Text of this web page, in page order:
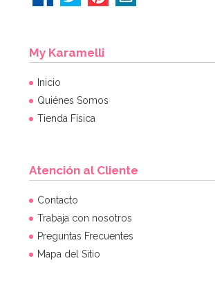
My Karamelli
Inicio
Quiénes Somos
Tienda Física
Atención al Cliente
Contacto
Trabaja con nosotros
Preguntas Frecuentes
Mapa del Sitio